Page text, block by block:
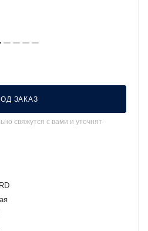
ЗАКАЗ
свяжутся с вами и уточнят